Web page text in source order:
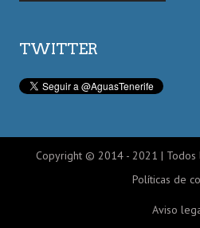
TWITTER
Copyright © 2014 - 2021 | Todos
Políticas de
Aviso